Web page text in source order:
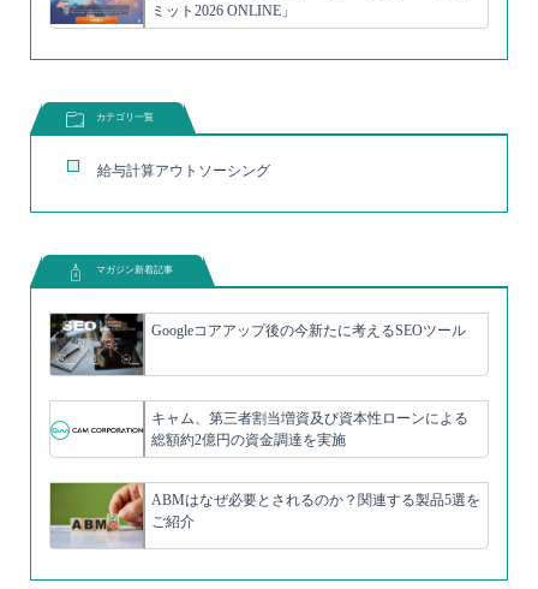
ミット2026 ONLINE」
カテゴリ一覧
給与計算アウトソーシング
マガジン新着記事
Googleコアアップ後の今新たに考えるSEOツール
キャム、第三者割当増資及び資本性ローンによる
総額約2億円の資金調達を実施
ABMはなぜ必要とされるのか？関連する製品5選を
ご紹介